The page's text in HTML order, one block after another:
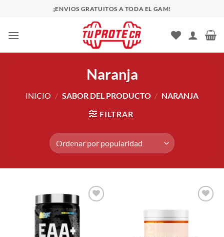
contenido
¡ENVIOS GRATUITOS A TODA EL GAM!
Naranja
INICIO / SABOR DEL PRODUCTO / NARANJA
FILTRAR